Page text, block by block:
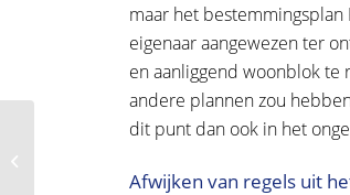
maar het
eigenaar aangewezen ter
en aanliggend woonblok te
andere plannen zou
dit punt dan ook in het
Afwijken van regels uit
Verkrijgende verjaring
gemeentegrond?